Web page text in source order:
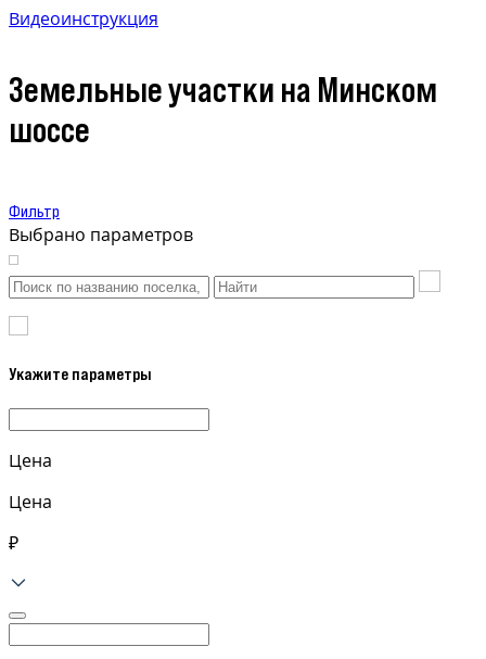
Видеоинструкция
Земельные участки на Минском
шоссе
Фильтр
Выбрано параметров
Укажите параметры
Цена
Цена
₽